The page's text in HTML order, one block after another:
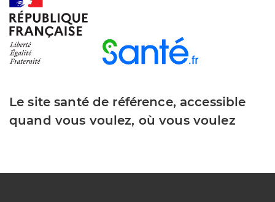
Le site santé de référence, accessible
quand vous voulez, où vous voulez